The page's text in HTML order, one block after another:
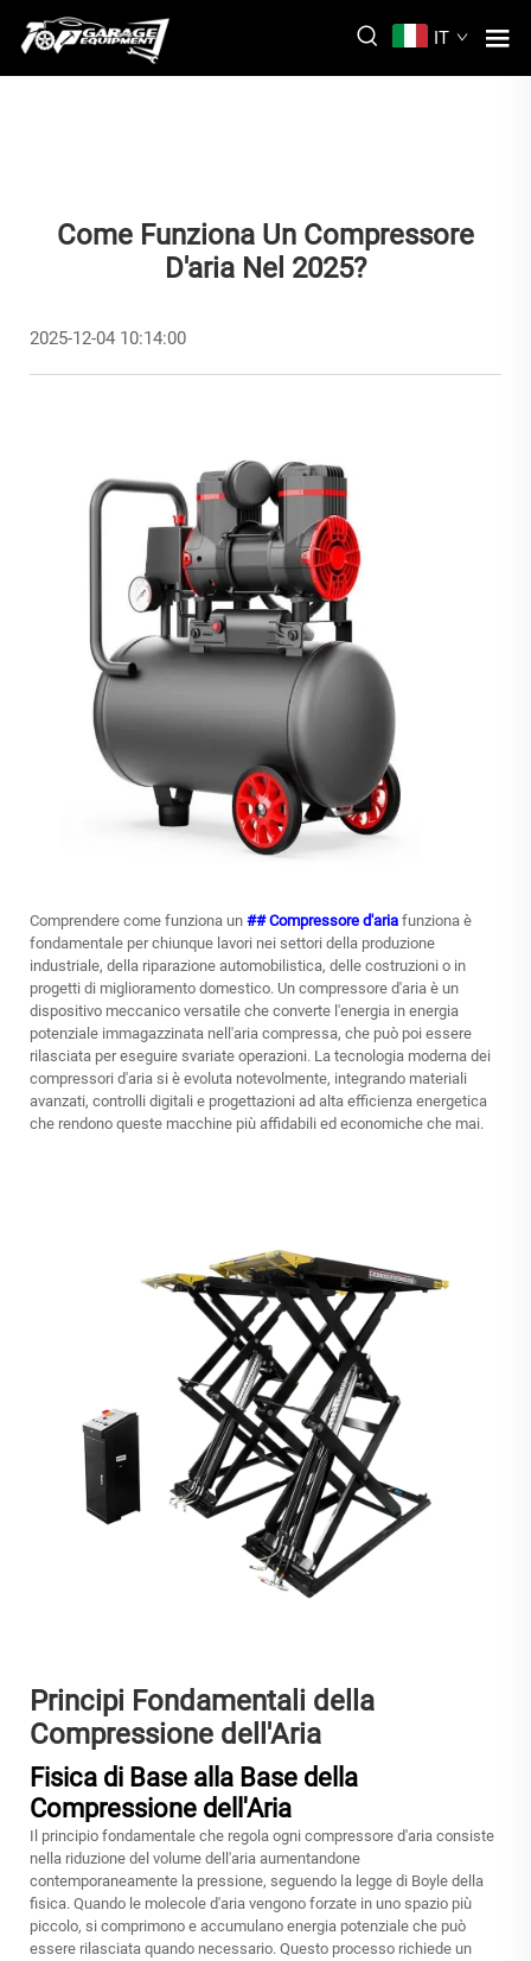
IT
Come Funziona Un Compressore
D'aria Nel 2025?
2025-12-04 10:14:00
Comprendere come funziona un ## Compressore d'aria funziona è
fondamentale per chiunque lavori nei settori della produzione
industriale, della riparazione automobilistica, delle costruzioni o in
progetti di miglioramento domestico. Un compressore d'aria è un
dispositivo meccanico versatile che converte l'energia in energia
potenziale immagazzinata nell'aria compressa, che può poi essere
rilasciata per eseguire svariate operazioni. La tecnologia moderna dei
compressori d'aria si è evoluta notevolmente, integrando materiali
avanzati, controlli digitali e progettazioni ad alta efficienza energetica
che rendono queste macchine più affidabili ed economiche che mai.
Principi Fondamentali della
Compressione dell'Aria
Fisica di Base alla Base della
Compressione dell'Aria
Il principio fondamentale che regola ogni compressore d'aria consiste
nella riduzione del volume dell'aria aumentandone
contemporaneamente la pressione, seguendo la legge di Boyle della
fisica. Quando le molecole d'aria vengono forzate in uno spazio più
piccolo, si comprimono e accumulano energia potenziale che può
essere rilasciata quando necessario. Questo processo richiede un